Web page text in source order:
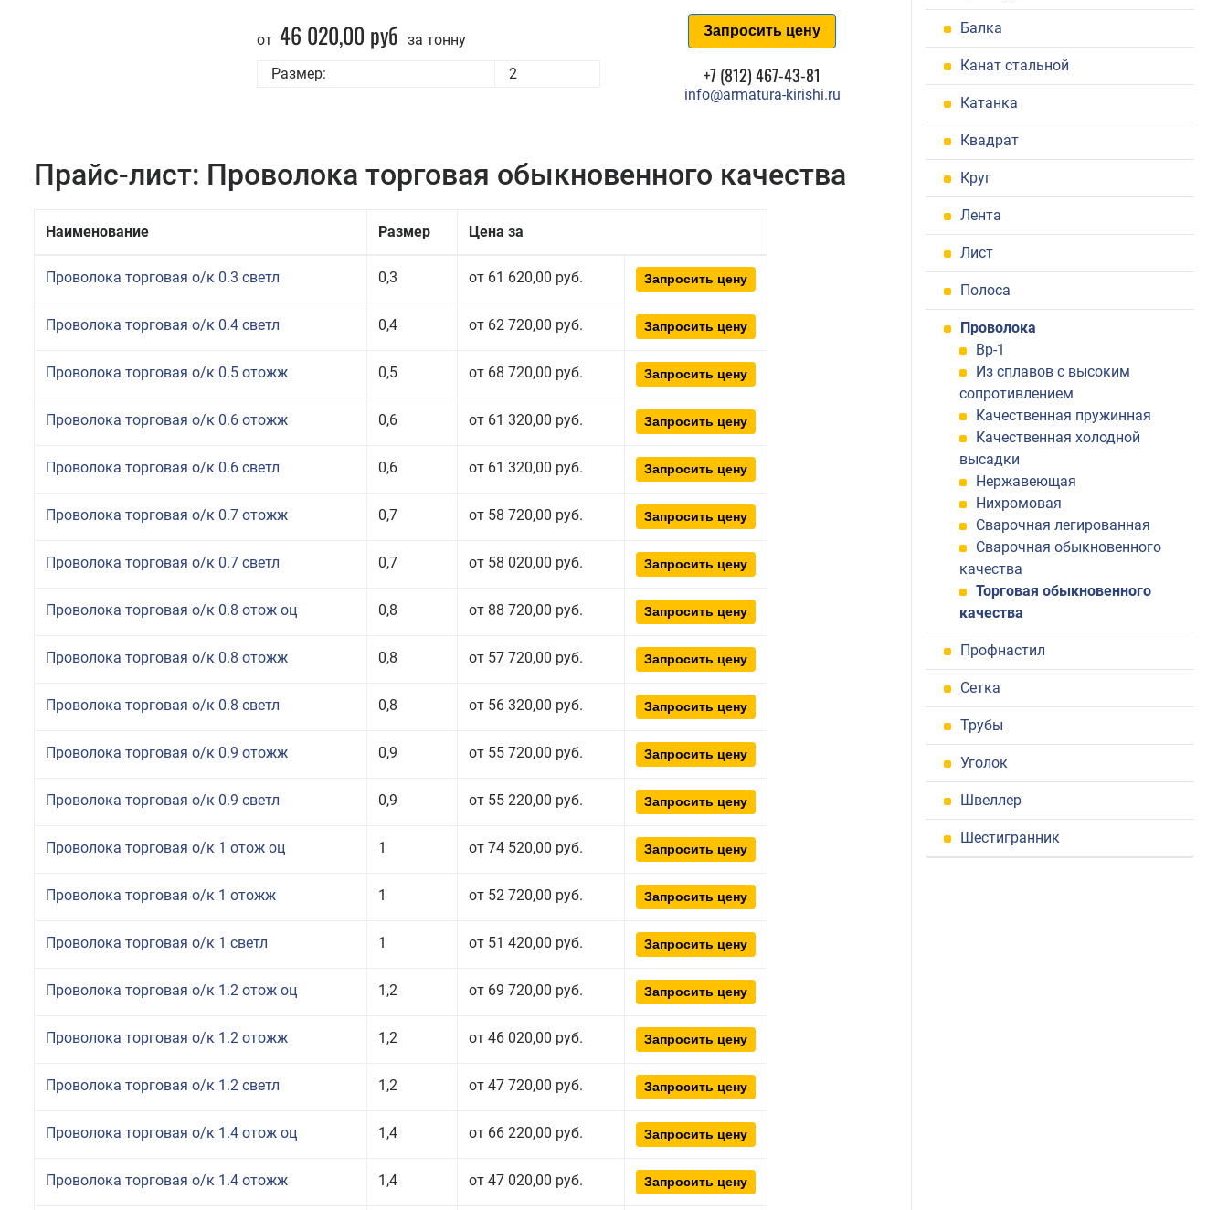
от 46 020,00 руб за тонну
Размер:
2
Запросить цену
+7 (812) 467-43-81
info@armatura-kirishi.ru
Прайс-лист: Проволока торговая обыкновенного качества
Наименование Размер Цена за
Проволока торговая о/к 0.3 светл 0,3 от 61 620,00 руб. Запросить цену
Проволока торговая о/к 0.4 светл 0,4 от 62 720,00 руб. Запросить цену
Проволока торговая о/к 0.5 отожж 0,5 от 68 720,00 руб. Запросить цену
Проволока торговая о/к 0.6 отожж 0,6 от 61 320,00 руб. Запросить цену
Проволока торговая о/к 0.6 светл 0,6 от 61 320,00 руб. Запросить цену
Проволока торговая о/к 0.7 отожж 0,7 от 58 720,00 руб. Запросить цену
Проволока торговая о/к 0.7 светл 0,7 от 58 020,00 руб. Запросить цену
Проволока торговая о/к 0.8 отож оц 0,8 от 88 720,00 руб. Запросить цену
Проволока торговая о/к 0.8 отожж 0,8 от 57 720,00 руб. Запросить цену
Проволока торговая о/к 0.8 светл 0,8 от 56 320,00 руб. Запросить цену
Проволока торговая о/к 0.9 отожж 0,9 от 55 720,00 руб. Запросить цену
Проволока торговая о/к 0.9 светл 0,9 от 55 220,00 руб. Запросить цену
Проволока торговая о/к 1 отож оц 1 от 74 520,00 руб. Запросить цену
Проволока торговая о/к 1 отожж 1 от 52 720,00 руб. Запросить цену
Проволока торговая о/к 1 светл 1 от 51 420,00 руб. Запросить цену
Проволока торговая о/к 1.2 отож оц 1,2 от 69 720,00 руб. Запросить цену
Проволока торговая о/к 1.2 отожж 1,2 от 46 020,00 руб. Запросить цену
Проволока торговая о/к 1.2 светл 1,2 от 47 720,00 руб. Запросить цену
Проволока торговая о/к 1.4 отож оц 1,4 от 66 220,00 руб. Запросить цену
Проволока торговая о/к 1.4 отожж 1,4 от 47 020,00 руб. Запросить цену
Балка
Канат стальной
Катанка
Квадрат
Круг
Лента
Лист
Полоса
Проволока
Вр-1
Из сплавов с высоким
сопротивлением
Качественная пружинная
Качественная холодной
высадки
Нержавеющая
Нихромовая
Сварочная легированная
Сварочная обыкновенного
качества
Торговая обыкновенного
качества
Профнастил
Сетка
Трубы
Уголок
Швеллер
Шестигранник